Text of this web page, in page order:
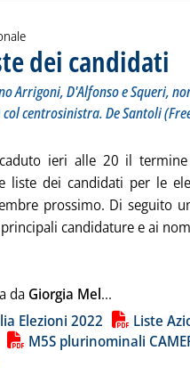
dei candidati
Arrigoni, D'Alfonso e Squeri,
centrosinistra. De Santoli
ieri alle 20 il
liste dei candidati per le
prossimo. Di seguito
candidature e ai
da Giorgia Mel...
Elezioni 2022
Liste
M5S plurinominali